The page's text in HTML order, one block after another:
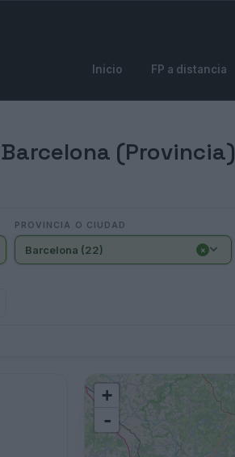
Inicio FP a distancia
(Provincia)
PROVINCIA O CIUDAD
Barcelona (22) ×
+
-